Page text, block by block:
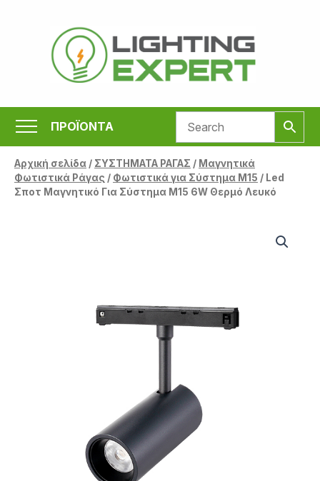
περιεχόμενο
ΠΡΟΪΟΝΤΑ
Αρχική σελίδα/ ΣΥΣΤΗΜΑΤΑ ΡΑΓΑΣ / Μαγνητικά
Φωτιστικά Ράγας / Φωτιστικά για Σύστημα Μ15 / Led
Σποτ Μαγνητικό Για Σύστημα M15 6W Θερμό Λευκό